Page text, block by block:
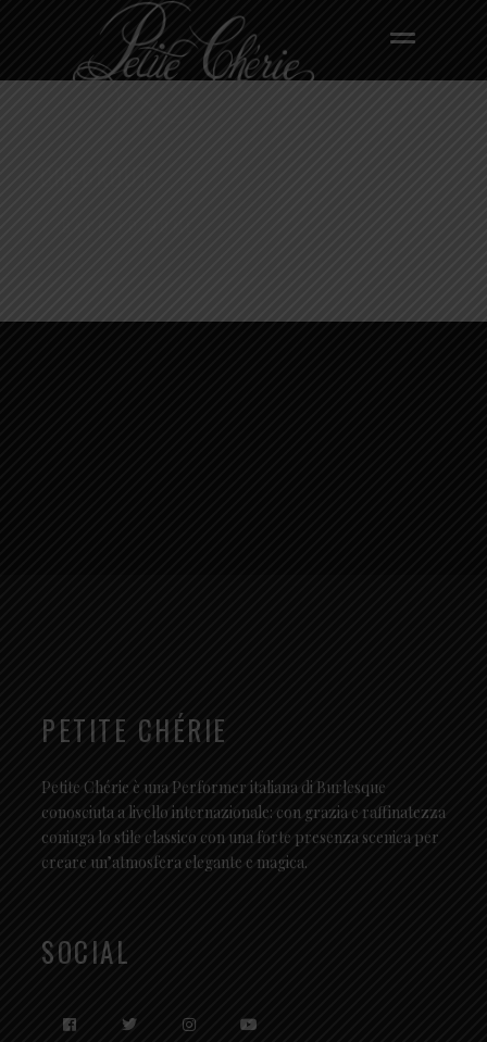
PETITE CHÉRIE
Petite Chérie è una Performer italiana di Burlesque
conosciuta a livello internazionale: con grazia e raffinatezza
coniuga lo stile classico con una forte presenza scenica per
creare un’atmosfera elegante e magica.
SOCIAL